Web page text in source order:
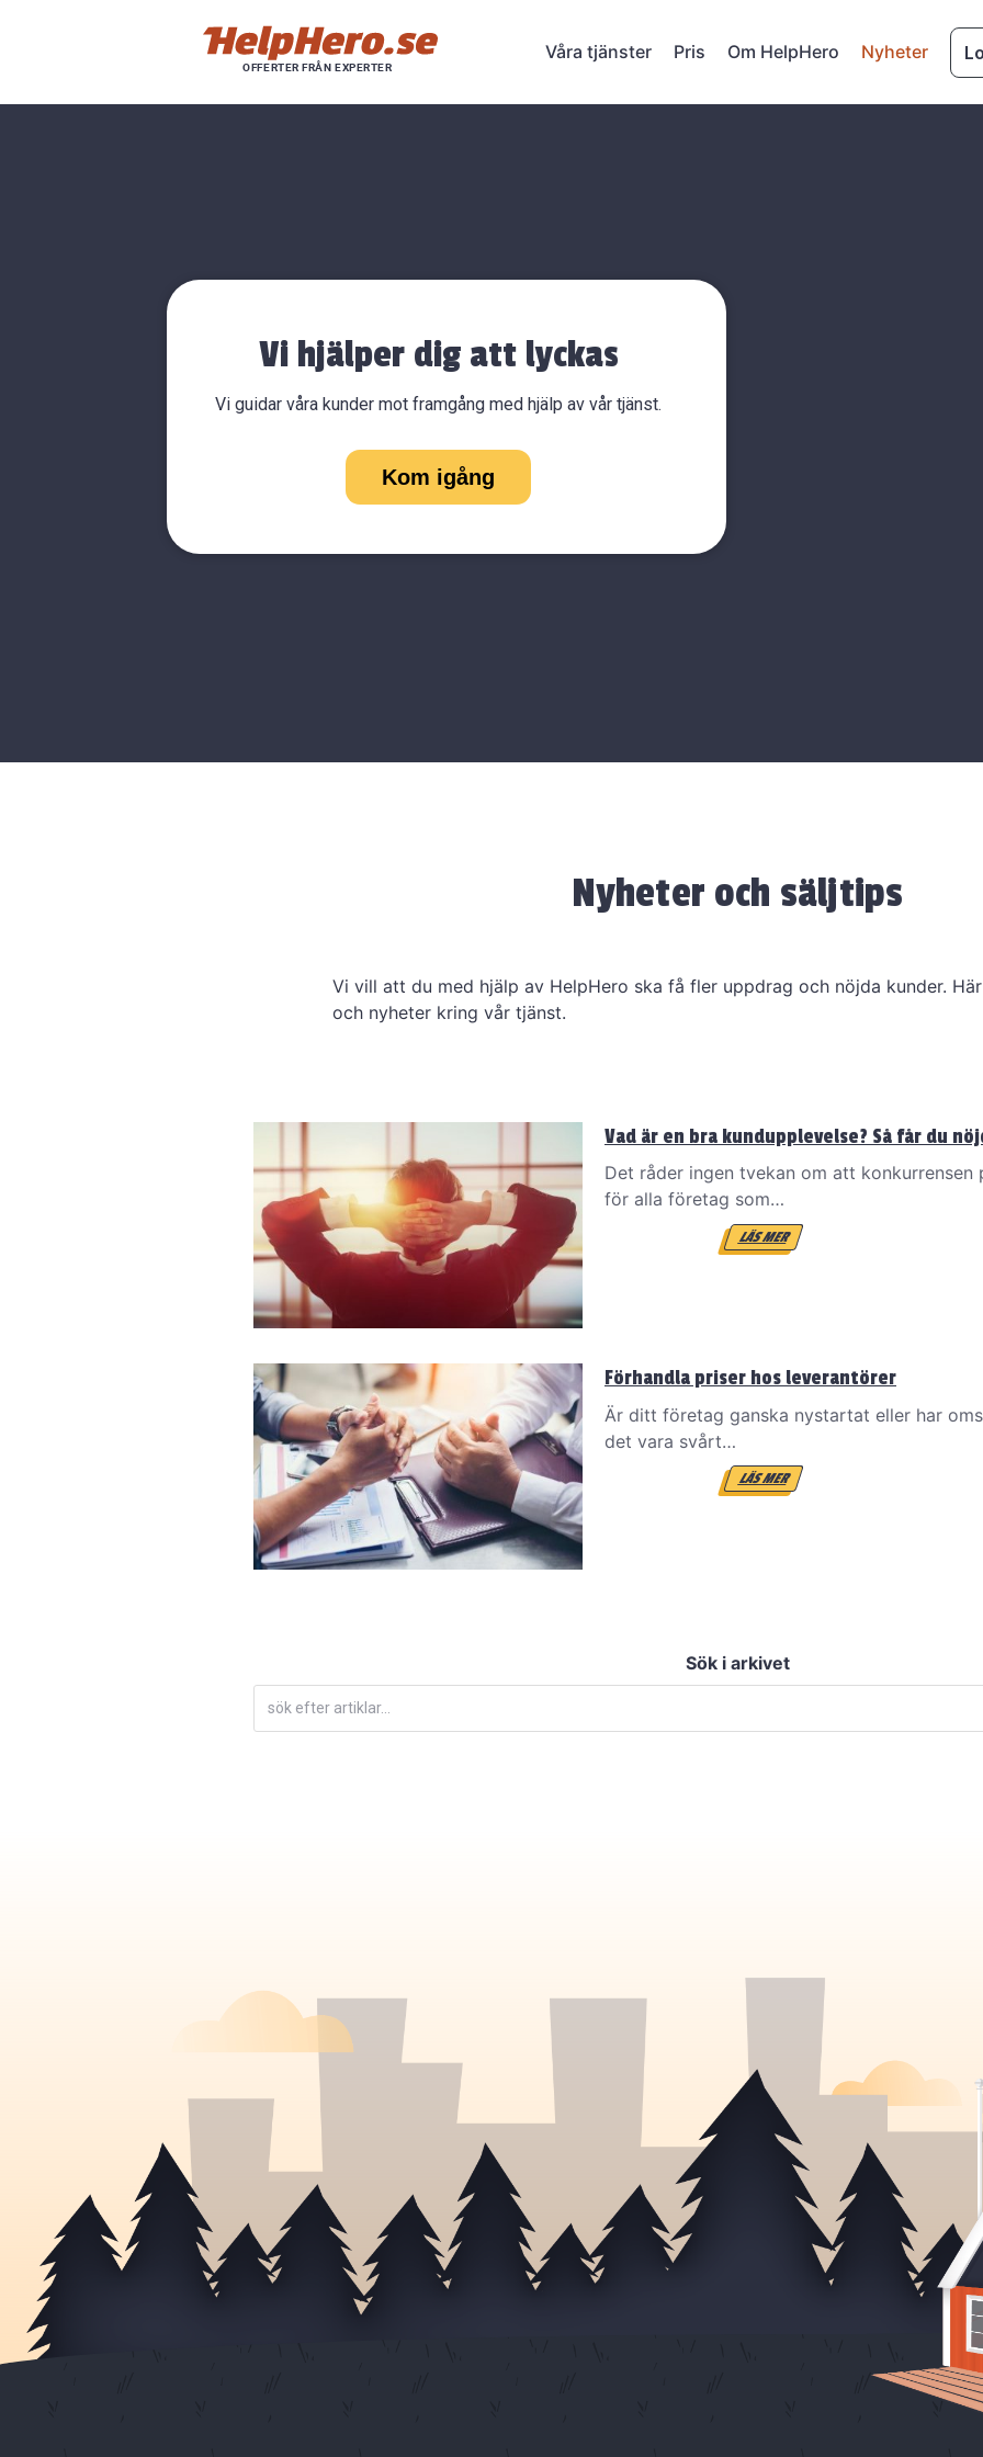
Våra tjänster Pris Om HelpHero Nyheter
Vi hjälper dig att lyckas
Vi guidar våra kunder mot framgång med hjälp av vår tjänst.
Kom igång
Nyheter och säljtips
Vi vill att du med hjälp av HelpHero ska få fler uppdrag och nöjda kunder.
och nyheter kring vår tjänst.
Vad är en bra kundupplevelse? Så får du
Det råder ingen tvekan om att konkurrensen
för alla företag som…
LÄS MER
Förhandla priser hos leverantörer
Är ditt företag ganska nystartat eller har
det vara svårt…
LÄS MER
Sök i arkivet